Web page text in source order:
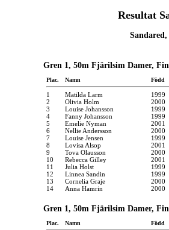
Resultat
Sandared,
Gren 1, 50m Fjärilsim Damer,
Plac. Namn Född
1 Matilda Larm
1999
2
Olivia Holm
2000
3
Louise Johansson
1999
4
Fanny Johansson
1999
5
Emelie Nyman
2001
6
Nellie Andersson
2000
7
Louise Jensen
1999
8
Lovisa Alsop
2001
9
Tova Olausson
2000
10
Rebecca Gilley
2001
11
Julia Holst
1999
12
Linnea Sandin
1999
13
Cornelia Graje
2000
14
Anna Hamrin 2000
Gren 1, 50m Fjärilsim Damer,
Plac. Namn Född